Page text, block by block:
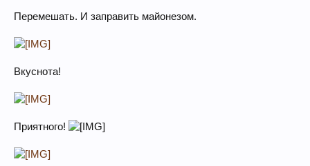
Перемешать. И заправить майонезом.
Вкуснота!
Приятного!